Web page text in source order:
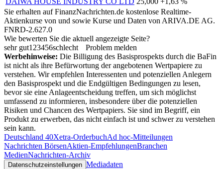
Sie erhalten auf FinanzNachrichten.de kostenlose Realtime-
Aktienkurse von und sowie Kurse und Daten von ARIVA.DE AG.
FNRD-2.627.0
Wie bewerten Sie die aktuell angezeigte Seite?
sehr gut1 23456schlecht
Problem melden
Werbehinweise: Die Billigung des Basisprospekts durch die BaFin
ist nicht als ihre Befürwortung der angebotenen Wertpapiere zu
verstehen. Wir empfehlen Interessenten und potenziellen Anlegern
den Basisprospekt und die Endgültigen Bedingungen zu lesen,
bevor sie eine Anlageentscheidung treffen, um sich möglichst
umfassend zu informieren, insbesondere über die potenziellen
Risiken und Chancen des Wertpapiers. Sie sind im Begriff, ein
Produkt zu erwerben, das nicht einfach ist und schwer zu verstehen
sein kann.
Deutschland 40Xetra-OrderbuchAd hoc-Mitteilungen
Nachrichten BörsenAktien-EmpfehlungenBranchen
MedienNachrichten-Archiv
Datenschutzeinstellungen Mediadaten